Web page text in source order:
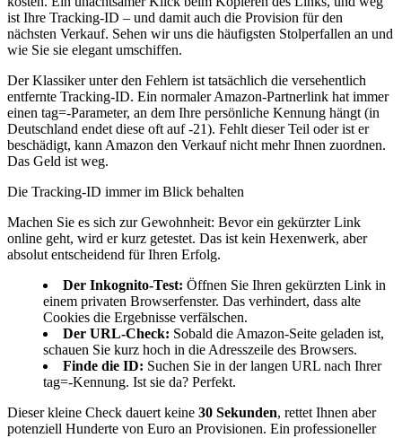
ist Ihre Tracking-ID – und damit auch die Provision für den
nächsten Verkauf. Sehen wir uns die häufigsten Stolperfallen an und
wie Sie sie elegant umschiffen.
Der Klassiker unter den Fehlern ist tatsächlich die versehentlich
entfernte Tracking-ID. Ein normaler Amazon-Partnerlink hat immer
einen tag=-Parameter, an dem Ihre persönliche Kennung hängt (in
Deutschland endet diese oft auf -21). Fehlt dieser Teil oder ist er
beschädigt, kann Amazon den Verkauf nicht mehr Ihnen zuordnen.
Das Geld ist weg.
Die Tracking-ID immer im Blick behalten
Machen Sie es sich zur Gewohnheit: Bevor ein gekürzter Link
online geht, wird er kurz getestet. Das ist kein Hexenwerk, aber
absolut entscheidend für Ihren Erfolg.
Der Inkognito-Test: Öffnen Sie Ihren gekürzten Link in
einem privaten Browserfenster. Das verhindert, dass alte
Cookies die Ergebnisse verfälschen.
Der URL-Check: Sobald die Amazon-Seite geladen ist,
schauen Sie kurz hoch in die Adresszeile des Browsers.
Finde die ID: Suchen Sie in der langen URL nach Ihrer
tag=-Kennung. Ist sie da? Perfekt.
Dieser kleine Check dauert keine 30 Sekunden, rettet Ihnen aber
potenziell Hunderte von Euro an Provisionen. Ein professioneller